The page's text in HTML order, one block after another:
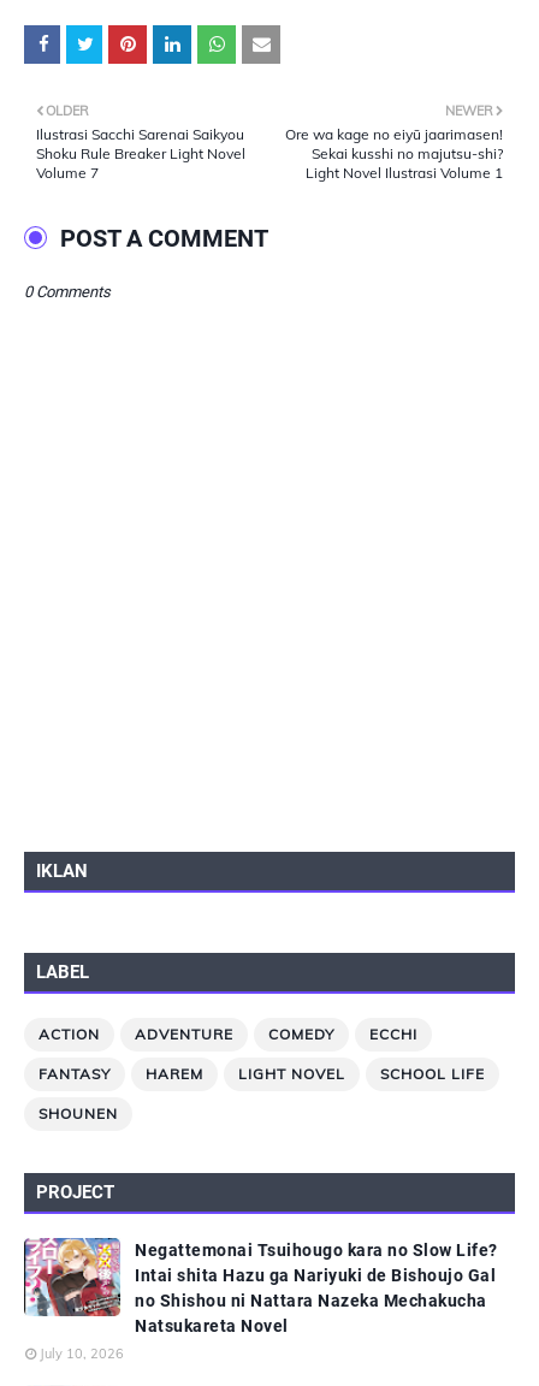
NEWER
Ore wa kage no eiyū jaarimasen!
Sekai kusshi no majutsu-shi?
Light Novel Ilustrasi Volume 1
OLDER
Ilustrasi Sacchi Sarenai Saikyou
Shoku Rule Breaker Light Novel
Volume 7
POST A COMMENT
0 Comments
IKLAN
LABEL
ACTION ADVENTURE COMEDY ECCHI
FANTASY HAREM LIGHT NOVEL SCHOOL LIFE
SHOUNEN
PROJECT
Negattemonai Tsuihougo kara no Slow Life?
Intai shita Hazu ga Nariyuki de Bishoujo Gal
no Shishou ni Nattara Nazeka Mechakucha
Natsukareta Novel
July 10, 2026